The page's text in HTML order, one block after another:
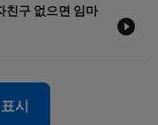
친구 없으면 임마
시